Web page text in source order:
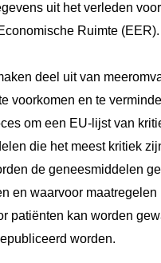
uit het verleden
Ruimte (EER).
deel uit van
voorkomen en te
om een EU-lijst van
die het meest kritiek
de geneesmiddelen
en waarvoor
patiënten kan worden
worden.